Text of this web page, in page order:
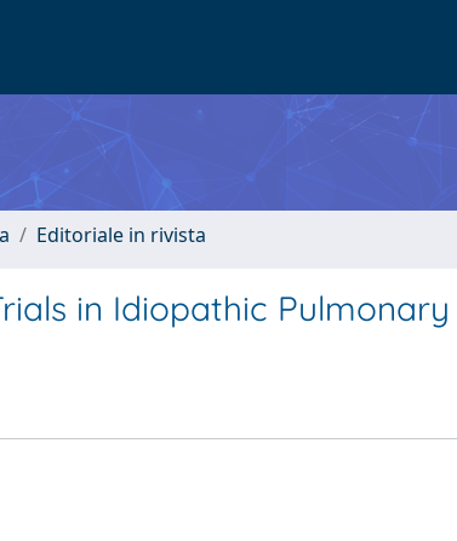
Editoriale in rivista
in Idiopathic Pulmonary